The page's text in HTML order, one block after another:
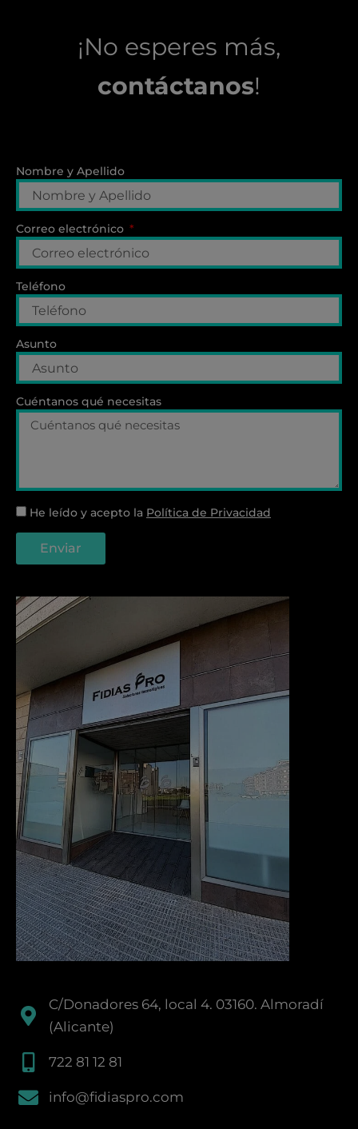
¡No esperes más,
contáctanos!
Nombre y Apellido
Correo electrónico
Teléfono
Asunto
Cuéntanos qué necesitas
He leído y acepto la Política de Privacidad
Enviar
C/Donadores 64, local 4. 03160. Almoradí
(Alicante)
722 81 12 81
info@fidiaspro.com